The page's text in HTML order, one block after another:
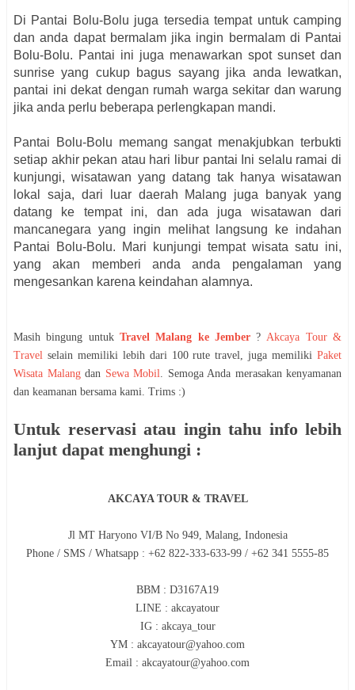
Di Pantai Bolu-Bolu juga tersedia tempat untuk camping
dan anda dapat bermalam jika ingin bermalam di Pantai
Bolu-Bolu. Pantai ini juga menawarkan spot sunset dan
sunrise yang cukup bagus sayang jika anda lewatkan,
pantai ini dekat dengan rumah warga sekitar dan warung
jika anda perlu beberapa perlengkapan mandi.
Pantai Bolu-Bolu memang sangat menakjubkan terbukti
setiap akhir pekan atau hari libur pantai Ini selalu ramai di
kunjungi, wisatawan yang datang tak hanya wisatawan
lokal saja, dari luar daerah Malang juga banyak yang
datang ke tempat ini, dan ada juga wisatawan dari
mancanegara yang ingin melihat langsung ke indahan
Pantai Bolu-Bolu. Mari kunjungi tempat wisata satu ini,
yang akan memberi anda anda pengalaman yang
mengesankan karena keindahan alamnya.
Masih bingung untuk Travel Malang ke Jember?Akcaya Tour &
Travel selain memiliki lebih dari 100 rute travel, juga memiliki Paket
Wisata Malangdan Sewa Mobil. Semoga Anda merasakan kenyamanan
dan keamanan bersama kami. Trims :)
Untuk reservasi atau ingin tahu info lebih
lanjut dapat menghungi :
AKCAYA TOUR & TRAVEL
Jl MT Haryono VI/B No 949, Malang, Indonesia
Phone / SMS / Whatsapp : +62 822-333-633-99 / +62 341 5555-85
BBM : D3167A19
LINE : akcayatour
IG : akcaya_tour
YM : akcayatour@yahoo.com
Email : akcayatour@yahoo.com